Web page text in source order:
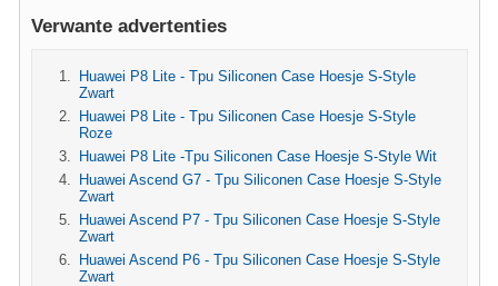
Verwante advertenties
Huawei P8 Lite - Tpu Siliconen Case Hoesje S-Style
Zwart
Huawei P8 Lite - Tpu Siliconen Case Hoesje S-Style
Roze
Huawei P8 Lite -Tpu Siliconen Case Hoesje S-Style Wit
Huawei Ascend G7 - Tpu Siliconen Case Hoesje S-Style
Zwart
Huawei Ascend P7 - Tpu Siliconen Case Hoesje S-Style
Zwart
Huawei Ascend P6 - Tpu Siliconen Case Hoesje S-Style
Zwart